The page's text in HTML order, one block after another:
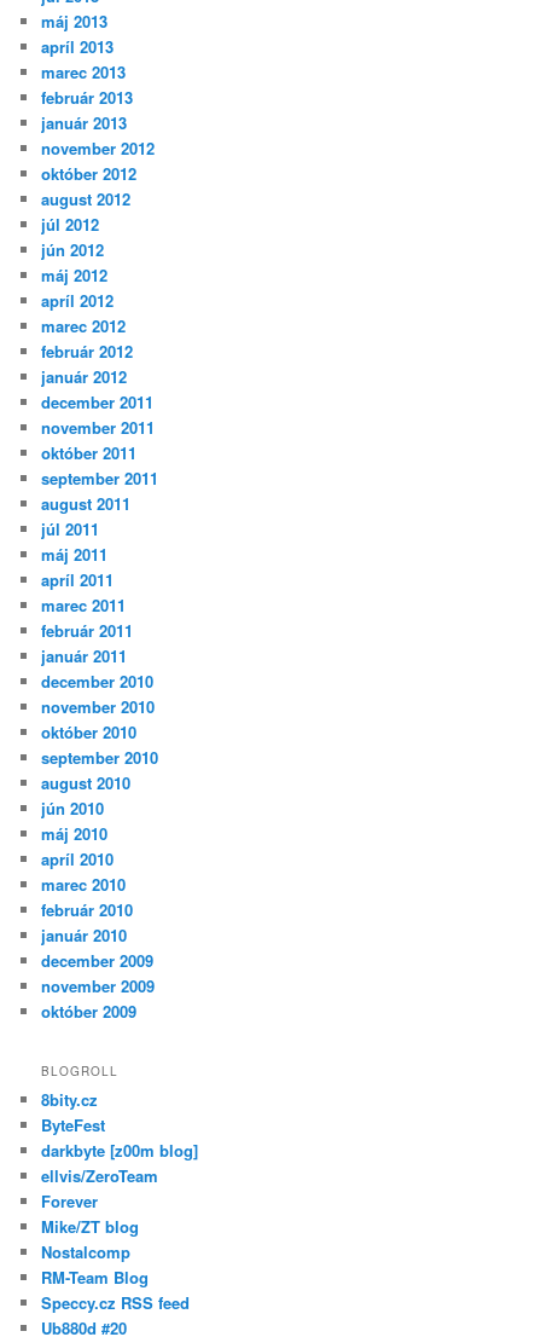
máj 2013
apríl 2013
marec 2013
február 2013
január 2013
november 2012
október 2012
august 2012
júl 2012
jún 2012
máj 2012
apríl 2012
marec 2012
február 2012
január 2012
december 2011
november 2011
október 2011
september 2011
august 2011
júl 2011
máj 2011
apríl 2011
marec 2011
február 2011
január 2011
december 2010
november 2010
október 2010
september 2010
august 2010
jún 2010
máj 2010
apríl 2010
marec 2010
február 2010
január 2010
december 2009
november 2009
október 2009
BLOGROLL
8bity.cz
ByteFest
darkbyte [z00m blog]
ellvis/ZeroTeam
Forever
Mike/ZT blog
Nostalcomp
RM-Team Blog
Speccy.cz RSS feed
Ub880d #20